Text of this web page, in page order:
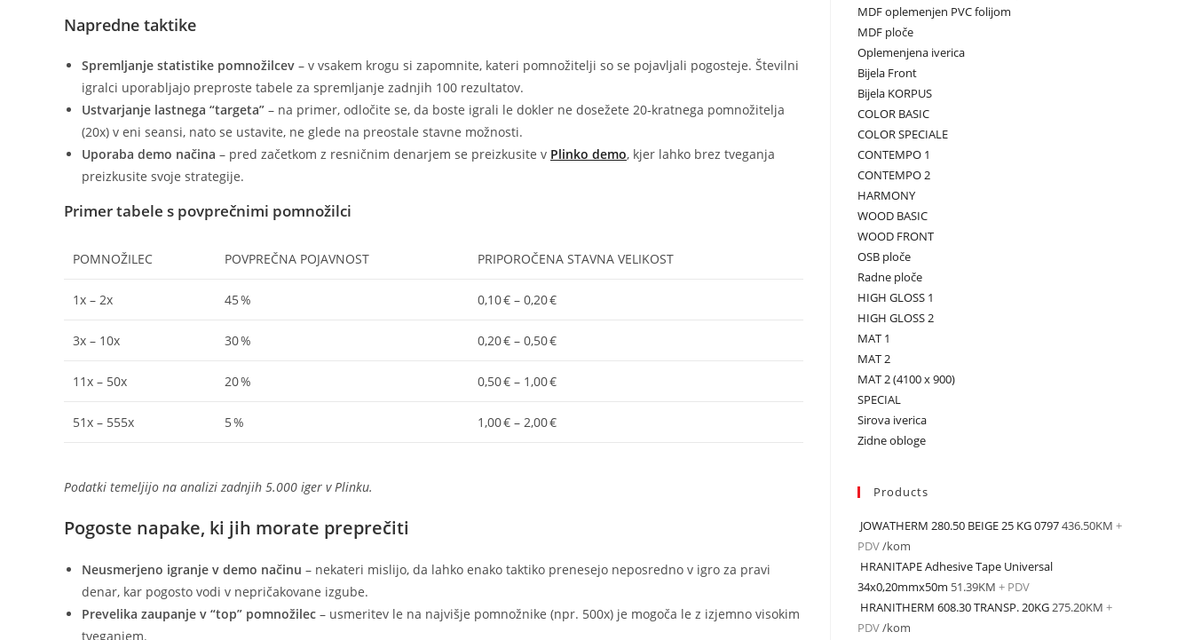
Napredne taktike
Spremljanje statistike pomnožilcev – v vsakem krogu si zapomnite, kateri pomnožitelji so se pojavljali pogosteje. Številni
igralci uporabljajo preproste tabele za spremljanje zadnjih 100 rezultatov.
Ustvarjanje lastnega “targeta” – na primer, odločite se, da boste igrali le dokler ne dosežete 20‑kratnega pomnožitelja
(20x) v eni seansi, nato se ustavite, ne glede na preostale stavne možnosti.
Uporaba demo načina – pred začetkom z resničnim denarjem se preizkusite v Plinko demo, kjer lahko brez tveganja
preizkusite svoje strategije.
Primer tabele s povprečnimi pomnožilci
POMNOŽILEC POVPREČNA POJAVNOST PRIPOROČENA STAVNA VELIKOST
1x – 2x 45 % 0,10 € – 0,20 €
3x – 10x 30 % 0,20 € – 0,50 €
11x – 50x 20 % 0,50 € – 1,00 €
51x – 555x 5 % 1,00 € – 2,00 €
Podatki temeljijo na analizi zadnjih 5.000 iger v Plinku.
Pogoste napake, ki jih morate preprečiti
Neusmerjeno igranje v demo načinu – nekateri mislijo, da lahko enako taktiko prenesejo neposredno v igro za pravi
denar, kar pogosto vodi v nepričakovane izgube.
Prevelika zaupanje v “top” pomnožilec – usmeritev le na najvišje pomnožnike (npr. 500x) je mogoča le z izjemno visokim
tveganjem.
MDF oplemenjen PVC folijom
MDF ploče
Oplemenjena iverica
Bijela Front
Bijela KORPUS
COLOR BASIC
COLOR SPECIALE
CONTEMPO 1
CONTEMPO 2
HARMONY
WOOD BASIC
WOOD FRONT
OSB ploče
Radne ploče
HIGH GLOSS 1
HIGH GLOSS 2
MAT 1
MAT 2
MAT 2 (4100 x 900)
SPECIAL
Sirova iverica
Zidne obloge
Products
JOWATHERM 280.50 BEIGE 25 KG 0797436.50KM +
PDV/kom
HRANITAPE Adhesive Tape Universal
34x0,20mmx50m 51.39KM + PDV
HRANITHERM 608.30 TRANSP. 20KG275.20KM +
PDV/kom